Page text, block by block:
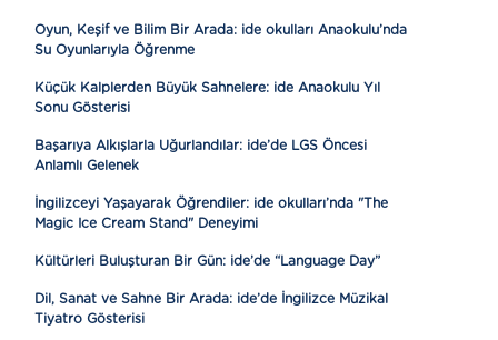
Oyun, Keşif ve Bilim Bir Arada: ide okulları Anaokulu’nda
Su Oyunlarıyla Öğrenme
Küçük Kalplerden Büyük Sahnelere: ide Anaokulu Yıl
Sonu Gösterisi
Başarıya Alkışlarla Uğurlandılar: ide’de LGS Öncesi
Anlamlı Gelenek
İngilizceyi Yaşayarak Öğrendiler: ide okulları’nda "The
Magic Ice Cream Stand" Deneyimi
Kültürleri Buluşturan Bir Gün: ide’de “Language Day”
Dil, Sanat ve Sahne Bir Arada: ide’de İngilizce Müzikal
Tiyatro Gösterisi